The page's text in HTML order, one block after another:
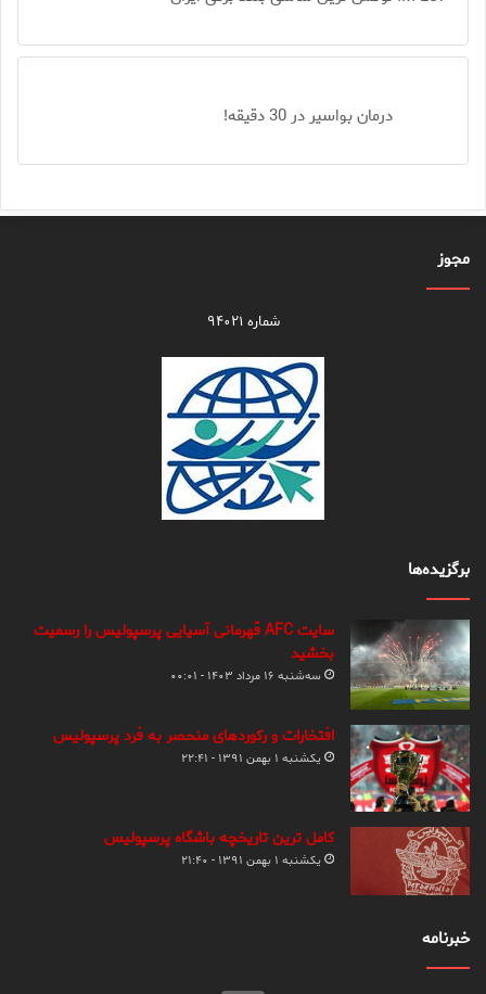
درمان بواسیر در 30 دقیقه!
مجوز
شماره ۹۴۰۲۱
برگزیده‌ها
سایت AFC قهرمانی آسیایی پرسپولیس را رسمیت
بخشید
سه‌شنبه ۱۶ مرداد ۱۴۰۳ - ۰۰:۰۱
افتخارات و رکوردهای منحصر به فرد پرسپولیس
یکشنبه ۱ بهمن ۱۳۹۱ - ۲۲:۴۱
کامل ترین تاریخچه باشگاه پرسپولیس
یکشنبه ۱ بهمن ۱۳۹۱ - ۲۱:۴۰
خبرنامه